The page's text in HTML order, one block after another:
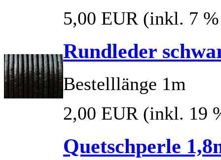
5,00 EUR (inkl. 7
Rundleder
Bestelllänge 1m
2,00 EUR (inkl. 19
Quetschperle